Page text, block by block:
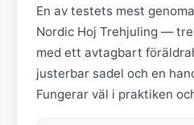
En av testets mest
Nordic Hoj Trehjuling —
med ett avtagbart
justerbar sadel och en
Fungerar väl i praktiken